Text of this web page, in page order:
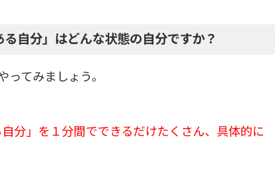
自分」はどんな状態の自分ですか？
ってみましょう。
自分」を１分間でできるだけたくさん、具体的に